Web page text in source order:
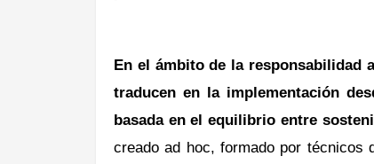
En el ámbito de la responsabilidad
traducen en la implementación
basada en el equilibrio entre
creado ad hoc, formado por técnicos